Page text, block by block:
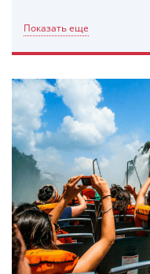
Показать еще